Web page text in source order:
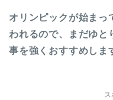
オリンピックが始まっ
われるので、まだゆと
事を強くおすすめしま
ス